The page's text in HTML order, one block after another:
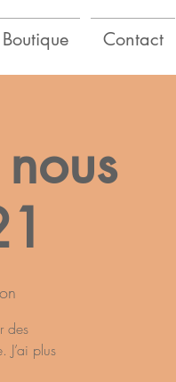
Boutique Contact
des
J’ai plus